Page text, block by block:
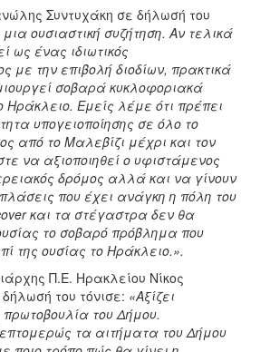
Συντυχάκη σε δήλωσή του
ουσιαστική συζήτηση. Αν τελικά
ως ένας ιδιωτικός
με την επιβολή διοδίων, πρακτικά
σοβαρά κυκλοφοριακά
Εμείς λέμε ότι πρέπει
υπογειοποίησης σε όλο το
από το Μαλεβίζι μέχρι και τον
να αξιοποιηθεί ο υφιστάμενος
δρόμος αλλά και να γίνουν
που έχει ανάγκη η πόλη του
και τα στέγαστρα δεν θα
το σοβαρό πρόβλημα που
της ουσίας το Ηράκλειο.».
Π.Ε. Ηρακλείου Νίκος
του τόνισε: «Αξίζει
του Δήμου.
τα αιτήματα του Δήμου